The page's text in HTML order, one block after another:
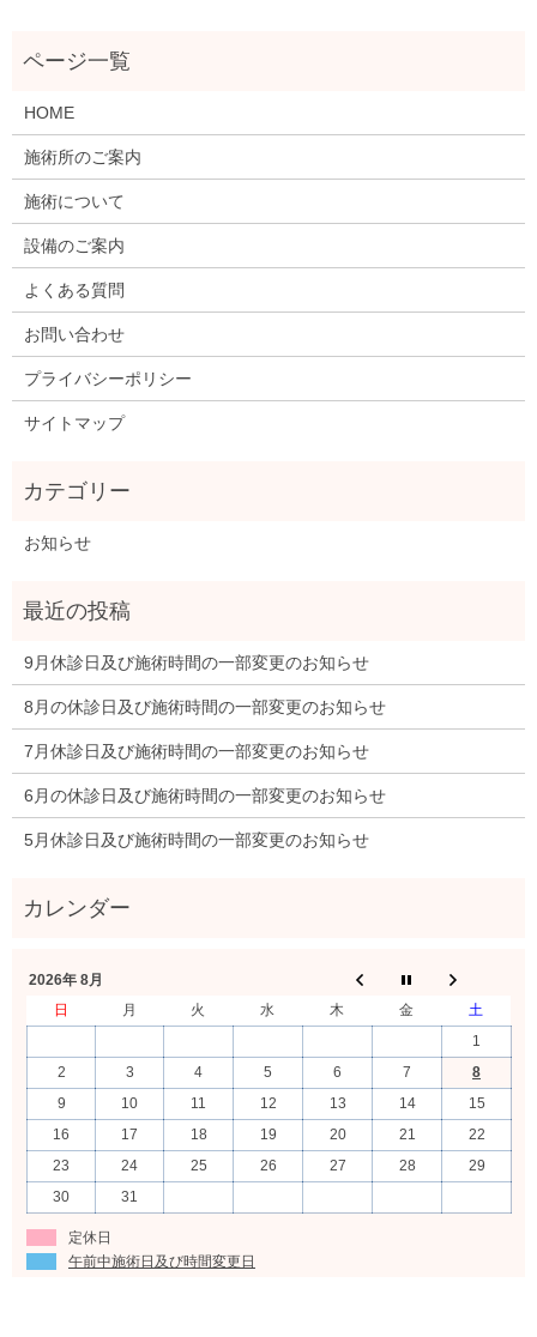
HOME
施術所のご案内
施術について
設備のご案内
よくある質問
お問い合わせ
プライバシーポリシー
サイトマップ
お知らせ
9月休診日及び施術時間の一部変更のお知らせ
8月の休診日及び施術時間の一部変更のお知らせ
7月休診日及び施術時間の一部変更のお知らせ
6月の休診日及び施術時間の一部変更のお知らせ
5月休診日及び施術時間の一部変更のお知らせ
2026年 8月
日
月 火 水 木 金
土
1
2
3 4 5 6 7
8
9
10 11 12 13 14
15
16
17 18 19 20 21
22
23
24 25 26 27 28
29
30
31
定休日
午前中施術日及び時間変更日